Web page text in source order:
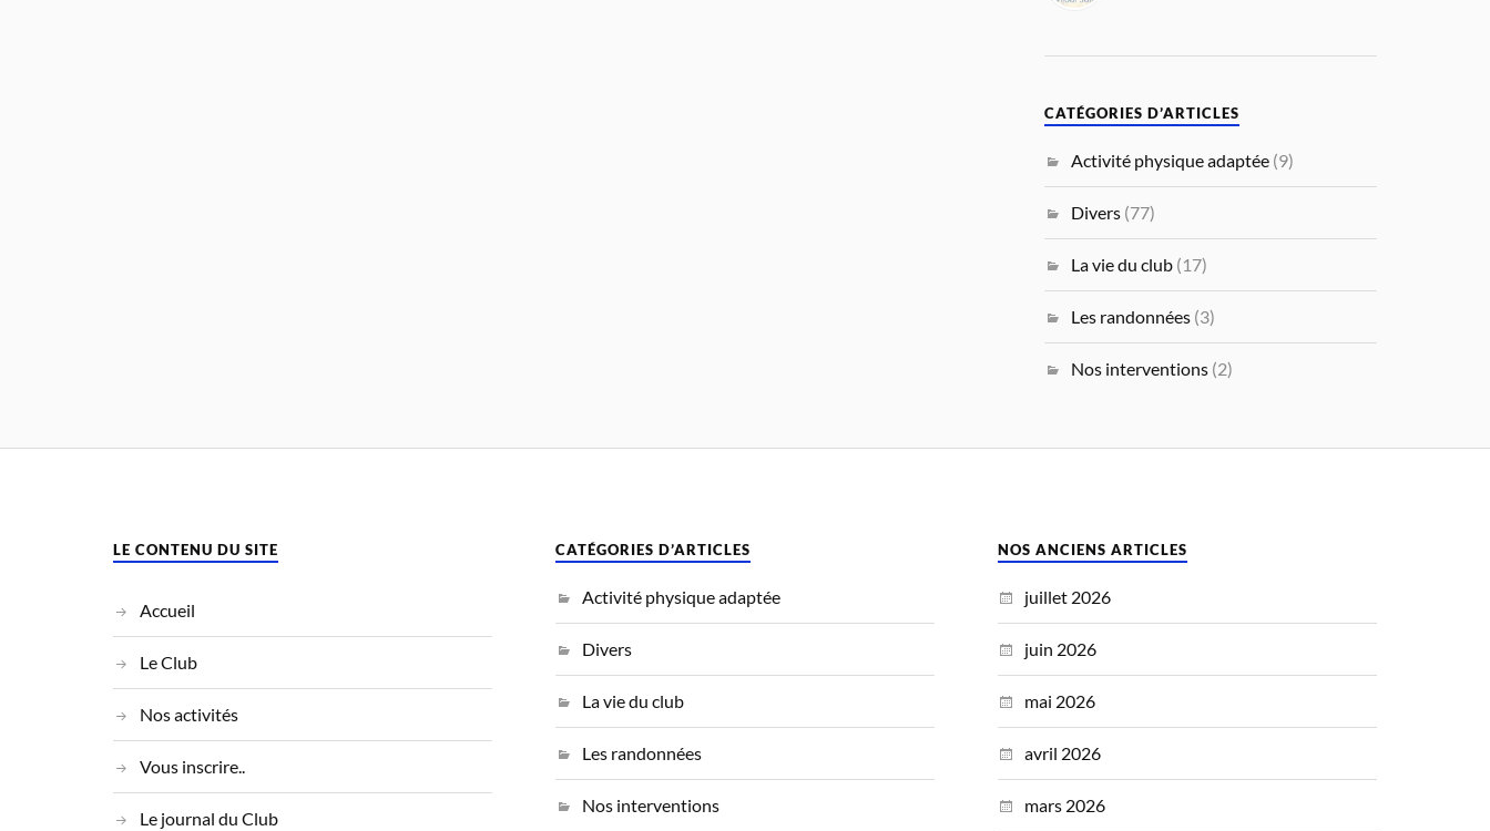
CATÉGORIES D’ARTICLES
Activité physique adaptée (9)
Divers (77)
La vie du club (17)
Les randonnées (3)
Nos interventions (2)
LE CONTENU DU SITE
Accueil
Le Club
Nos activités
Vous inscrire..
Le journal du Club
CATÉGORIES D’ARTICLES
Activité physique adaptée
Divers
La vie du club
Les randonnées
Nos interventions
NOS ANCIENS ARTICLES
juillet 2026
juin 2026
mai 2026
avril 2026
mars 2026